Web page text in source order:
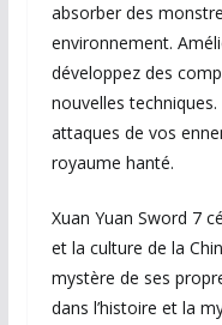
absorber des
environnement.
développez des
nouvelles
attaques de vos
royaume hanté.
Xuan Yuan Sword 7
et la culture de la
mystère de ses
dans l’histoire et la